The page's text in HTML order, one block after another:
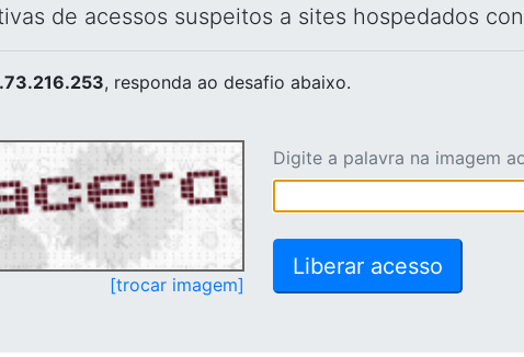
de acessos suspeitos a sites hospedados
, responda ao desafio abaixo.
[trocar imagem]
Digite a palavra na imagem